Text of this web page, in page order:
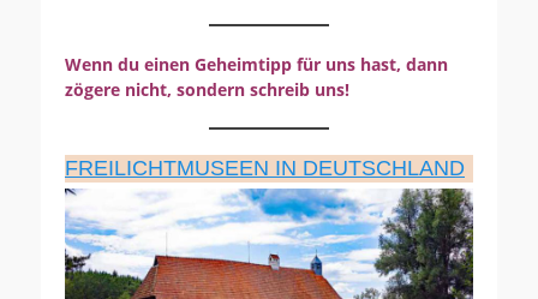
Wenn du einen Geheimtipp für uns hast, dann
zögere nicht, sondern schreib uns!
FREILICHTMUSEEN IN DEUTSCHLAND